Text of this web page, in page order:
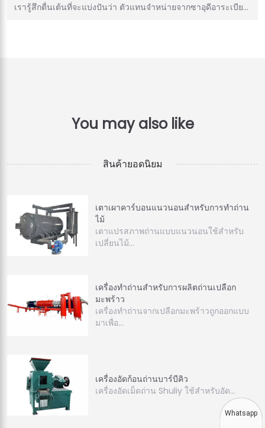
เรารู้สึกตื่นเต้นที่จะแบ่งปันว่า ตัวแทนจำหน่ายจากซาอุดีอาระเบีย…
สินค้ายอดนิยม
เตาเผาคาร์บอนแนวนอนสำหรับการทำถ่าน
ไม้
เตาแปรสภาพถ่านแบบแนวนอนใช้สำหรับ
เปลี่ยนไม้…
เครื่องทำถ่านสำหรับการผลิตถ่านเปลือก
มะพร้าว
เครื่องทำถ่านจากเปลือกมะพร้าวถูกออกแบบ
มาเพื่อ…
เครื่องอัดก้อนถ่านบาร์บีคิว
เครื่องอัดเม็ดถ่าน Shuliy ใช้สำหรับอัด…
Whatsapp